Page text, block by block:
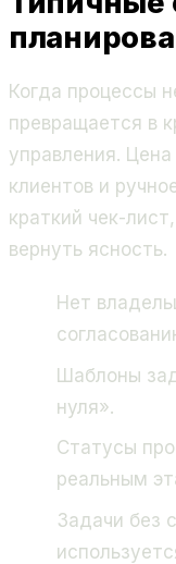
Когда процессы
превращается в
управления.
клиентов и
краткий чек-
вернуть ясность.
Нет
Шаблоны
нуля».
Статусы
реальным
Задачи без